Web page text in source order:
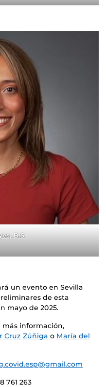
B.S
un evento en Sevilla
de esta
mayo de 2025.
más información,
Cruz Zúñiga o María del
761 263